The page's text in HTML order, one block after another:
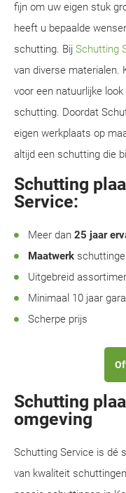
fijn om uw eigen stuk
heeft u bepaalde
schutting. Bij Schutting
van diverse materialen.
voor een natuurlijke
schutting. Doordat
eigen werkplaats op
altijd een schutting die
Schutting
Service:
Meer dan 25 jaar
Maatwerk
Uitgebreid
Minimaal 10 jaar
Scherpe prijs
Schutting
omgeving
Schutting Service is dé
van kwaliteit